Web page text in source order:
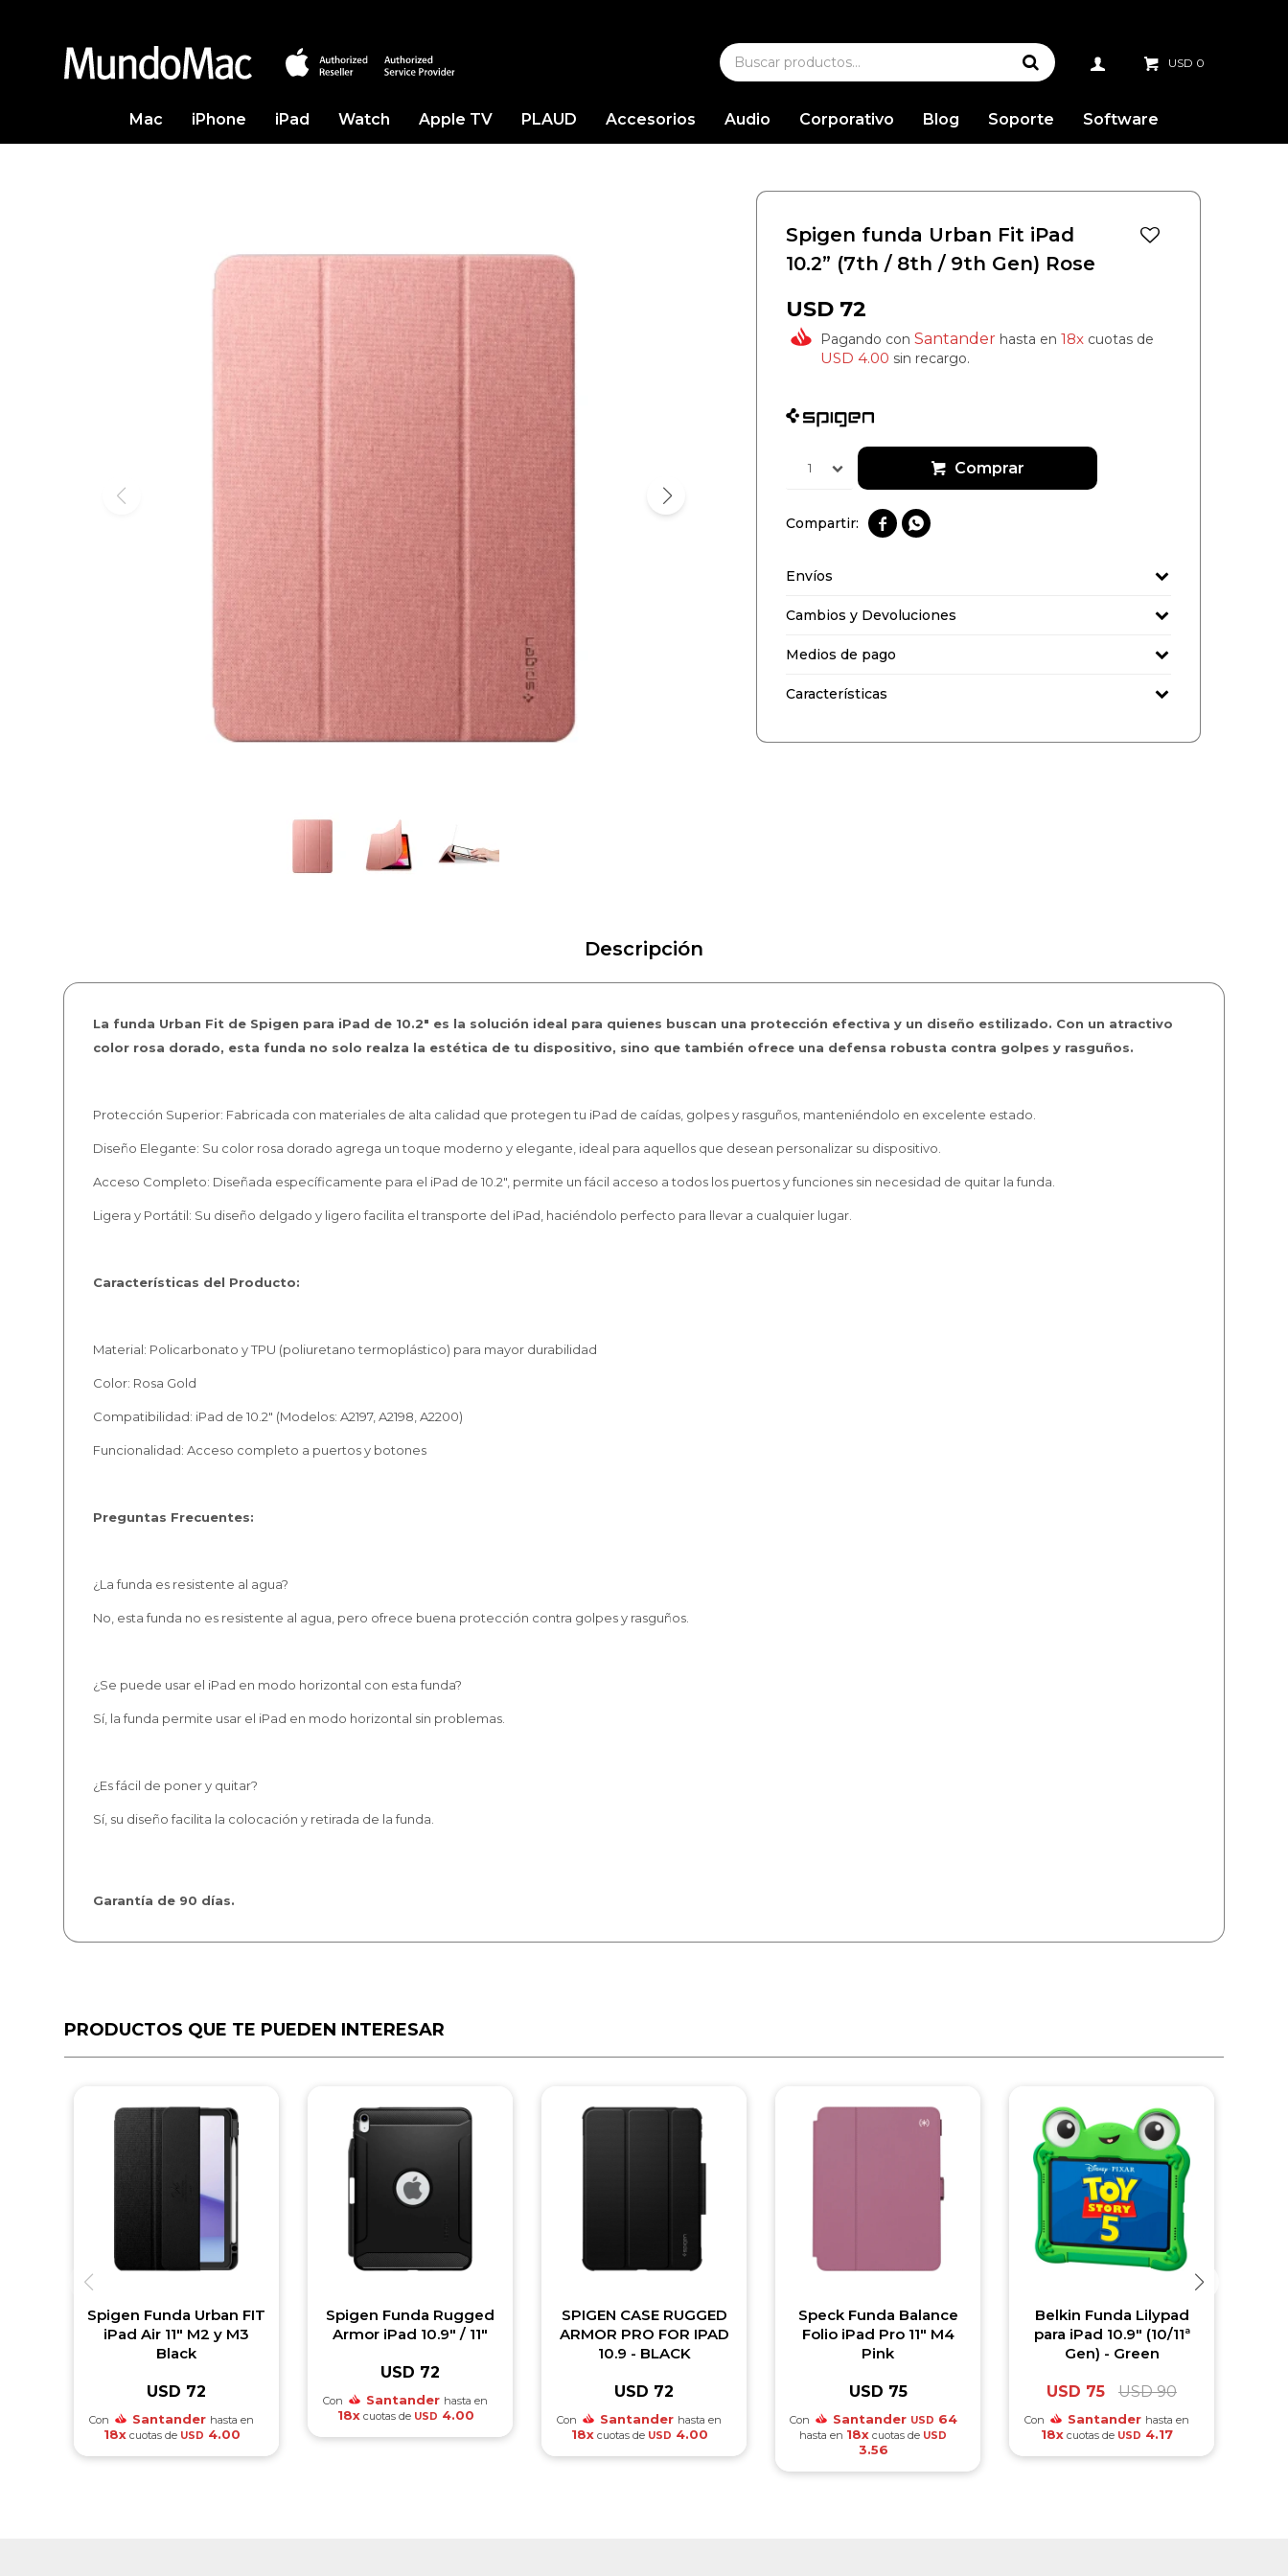
Mac iPhone iPad Watch Apple TV PLAUD Accesorios Audio Corporativo Blog Soporte Software
USD 0
Spigen funda Urban Fit iPad
10.2” (7th / 8th / 9th Gen) Rose
USD 72
Pagando con Santander hasta en 18x cuotas de
USD 4.00 sin recargo.
1 Comprar
 
Envíos
Cambios y Devoluciones
Medios de pago
Características
Descripción
La funda Urban Fit de Spigen para iPad de 10.2" es la solución ideal para quienes buscan una protección efectiva y un diseño estilizado. Con un atractivo
color rosa dorado, esta funda no solo realza la estética de tu dispositivo, sino que también ofrece una defensa robusta contra golpes y rasguños.
Protección Superior: Fabricada con materiales de alta calidad que protegen tu iPad de caídas, golpes y rasguños, manteniéndolo en excelente estado.
Diseño Elegante: Su color rosa dorado agrega un toque moderno y elegante, ideal para aquellos que desean personalizar su dispositivo.
Acceso Completo: Diseñada específicamente para el iPad de 10.2", permite un fácil acceso a todos los puertos y funciones sin necesidad de quitar la funda.
Ligera y Portátil: Su diseño delgado y ligero facilita el transporte del iPad, haciéndolo perfecto para llevar a cualquier lugar.
Características del Producto:
Material: Policarbonato y TPU (poliuretano termoplástico) para mayor durabilidad
Color: Rosa Gold
Compatibilidad: iPad de 10.2" (Modelos: A2197, A2198, A2200)
Funcionalidad: Acceso completo a puertos y botones
Preguntas Frecuentes:
¿La funda es resistente al agua?
No, esta funda no es resistente al agua, pero ofrece buena protección contra golpes y rasguños.
¿Se puede usar el iPad en modo horizontal con esta funda?
Sí, la funda permite usar el iPad en modo horizontal sin problemas.
¿Es fácil de poner y quitar?
Sí, su diseño facilita la colocación y retirada de la funda.
Garantía de 90 días.
PRODUCTOS QUE TE PUEDEN INTERESAR
Spigen Funda Urban FIT
iPad Air 11" M2 y M3
Black
USD 72
Con Santander hasta en
18xcuotas de USD 4.00
Spigen Funda Rugged
Armor iPad 10.9" / 11"
USD 72
Con Santander hasta en
18xcuotas de USD 4.00
SPIGEN CASE RUGGED
ARMOR PRO FOR IPAD
10.9 - BLACK
USD 72
Con Santander hasta en
18xcuotas de USD 4.00
Speck Funda Balance
Folio iPad Pro 11" M4
Pink
USD 75
Con Santander USD 64
hasta en 18x cuotas de USD
3.56
Belkin Funda Lilypad
para iPad 10.9" (10/11ª
Gen) - Green
USD 75 USD 90
Con Santander hasta en
18x cuotas de USD 4.17